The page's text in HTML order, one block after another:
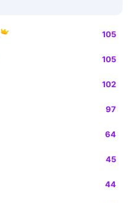
105
105
102
97
64
45
44